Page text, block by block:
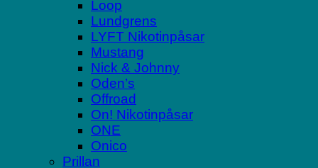
Loop
Lundgrens
LYFT Nikotinpåsar
Mustang
Nick & Johnny
Oden’s
Offroad
On! Nikotinpåsar
ONE
Onico
Prillan